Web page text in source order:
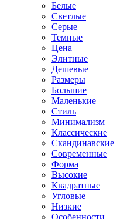
Белые
Светлые
Серые
Темные
Цена
Элитные
Дешевые
Размеры
Большие
Маленькие
Стиль
Минимализм
Классические
Скандинавские
Современные
Форма
Высокие
Квадратные
Угловые
Низкие
Особенности